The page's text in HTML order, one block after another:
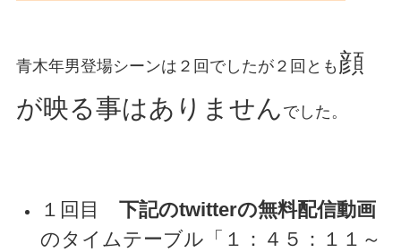
青木年男登場シーンは２回でしたが２回とも 顔
が映る事はありません でした。
１回目 下記のtwitterの無料配信動画
のタイムテーブル「１：４５：１１～